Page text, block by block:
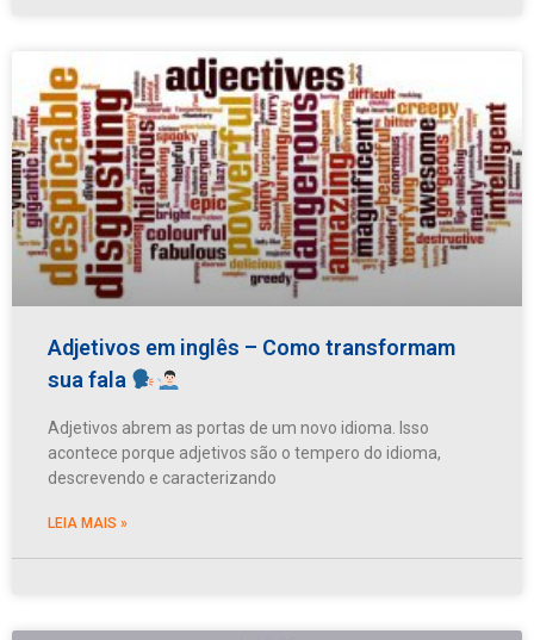
Adjetivos em inglês – Como transformam
sua fala
Adjetivos abrem as portas de um novo idioma. Isso
acontece porque adjetivos são o tempero do idioma,
descrevendo e caracterizando
LEIA MAIS »